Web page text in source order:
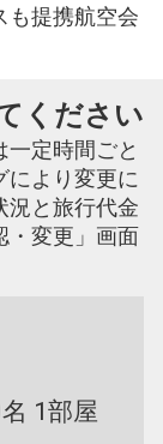
も提携航空会
ください
定時間ごと
により変更に
況と旅行代金
・変更」画面
1部屋